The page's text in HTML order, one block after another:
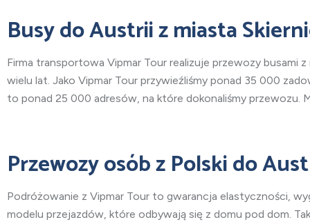
Busy do Austriiz miasta
Firma transportowa Vipmar Tour realizuje przewozy busami z
wielu lat. Jako Vipmar Tour przywieźliśmy ponad 35 000
to ponad 25 000 adresów, na które dokonaliśmy przewozu.
Przewozy osób z Polski do
Podróżowanie z Vipmar Tour to gwarancja elastyczności,
modelu przejazdów, które odbywają się z domu pod dom.